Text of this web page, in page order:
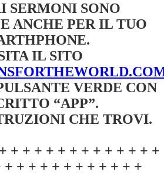
SERMONI SONO
ANCHE PER IL TUO
IL SITO
VERDE CON
“APP”.
CHE TROVI.
+ + + + + + + + + + + + +
+ + + + + + + + + + + +